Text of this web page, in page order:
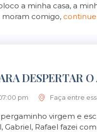
a minha casa, a
moram comigo,
DESPERTAR
pm Faça entre
virgem e
Gabriel, Rafael fazei